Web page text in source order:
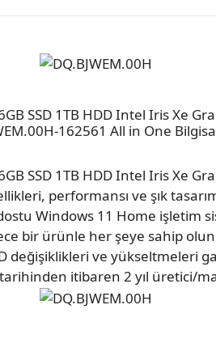
SSD 1TB HDD Intel Iris Xe
162561 All in One
SSD 1TB HDD Intel Iris Xe
performansı ve şık
Windows 11 Home
bir ürünle her şeye sahip
değişiklikleri ve yükseltmeleri
itibaren 2 yıl üretici/